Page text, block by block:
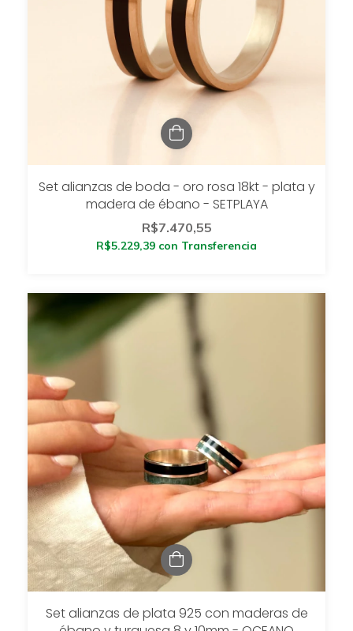
Set alianzas de boda - oro rosa 18kt - plata y
madera de ébano - SETPLAYA
R$7.470,55
R$5.229,39 con Transferencia
Set alianzas de plata 925 con maderas de